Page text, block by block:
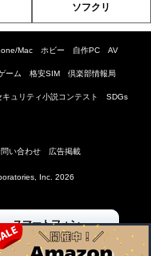
ソフクリ
Mac ホビー 自作PC AV
ーム 格安SIM 倶楽部情報局
ュリティ小説コンテスト SDGs
問い合わせ 広告掲載
Inc. 2026
スマートフォン